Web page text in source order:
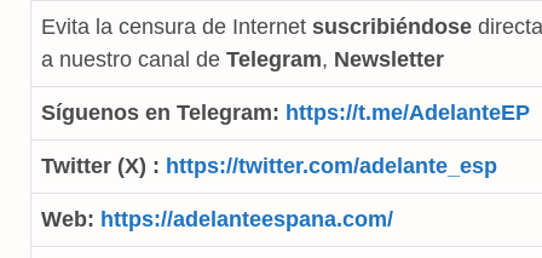
Evita la censura de Internet suscribiéndose
a nuestro canal de Telegram, Newsletter
Síguenos en Telegram: https://t.me/AdelanteEP
Twitter (X) : https://twitter.com/adelante_esp
Web: https://adelanteespana.com/